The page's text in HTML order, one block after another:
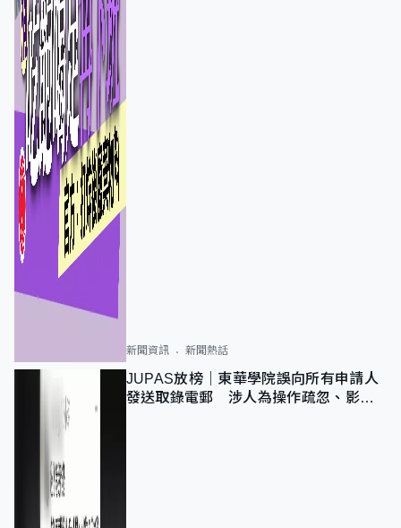
新聞資訊 新聞熱話
JUPAS放榜｜東華學院誤向所有申請人
發送取錄電郵 涉人為操作疏忽、影響